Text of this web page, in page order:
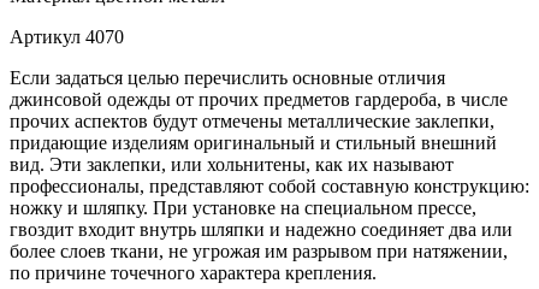
Артикул 4070
Если задаться целью перечислить основные отличия
джинсовой одежды от прочих предметов гардероба, в числе
прочих аспектов будут отмечены металлические заклепки,
придающие изделиям оригинальный и стильный внешний
вид. Эти заклепки, или хольнитены, как их называют
профессионалы, представляют собой составную конструкцию:
ножку и шляпку. При установке на специальном прессе,
гвоздит входит внутрь шляпки и надежно соединяет два или
более слоев ткани, не угрожая им разрывом при натяжении,
по причине точечного характера крепления.